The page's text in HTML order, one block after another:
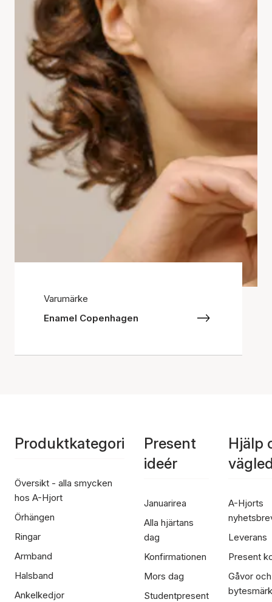
Varumärke
Enamel Copenhagen
Produktkategori
Översikt - alla smycken
hos A-Hjort
Örhängen
Ringar
Armband
Halsband
Ankelkedjor
Present
ideér
Januarirea
Alla hjärtans
dag
Konfirmationen
Mors dag
Studentpresent
Hjälp
A-Hjorts
Leverans
Present
Gåvor och